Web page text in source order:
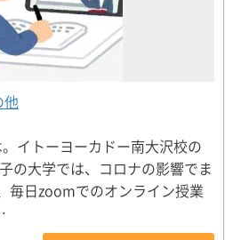
他
イトーヨーカドー南大沢校の
の大学では、コロナの影響でま
毎日zoomでのオンライン授業